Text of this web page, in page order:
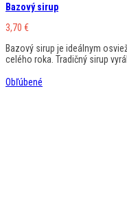
Bazový sirup
3,70 €
Bazový sirup je ideálnym
celého roka. Tradičný sirup
Obľúbené